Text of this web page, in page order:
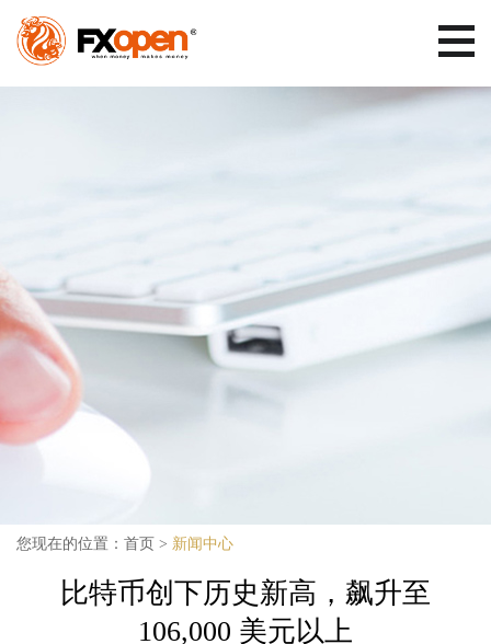
您现在的位置： 首页 > 新闻中心
比特币创下历史新高，飙升至
106,000 美元以上